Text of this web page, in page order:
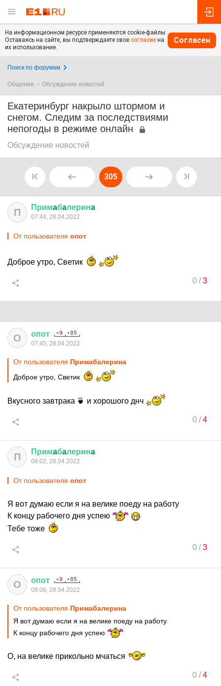
На информационном ресурсе применяются cookie-файлы.
Оставаясь на сайте, вы подтверждаете свое согласие на
их использование.
Согласен
Поиск по форумам
Общение Обсуждение новостей
Екатеринбург накрыло штормом и
снегом. Следим за последствиями
непогоды в режиме онлайн
Обсуждение новостей
305
П Примaбaлеринa
07:44, 28.04.2022
От пользователя опот
Доброе утро, Светик
0/3
О опот
07:45, 28.04.2022
От пользователя Примaбaлеринa
Доброе утро, Светик
Вкусного завтрака 🍵 и хорошого днч
0/4
П Примaбaлеринa
08:02, 28.04.2022
От пользователя опот
Я вот думаю если я на велике поеду на работу
К концу рабочего дня успею
Тебе тоже
0/3
О опот
08:06, 28.04.2022
От пользователя Примaбaлеринa
Я вот думаю если я на велике поеду на работу
К концу рабочего дня успею
О, на велике прикольно мчаться
0/4